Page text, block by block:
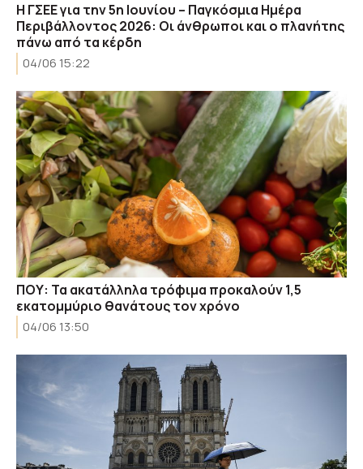
Η ΓΣΕΕ για την 5η Ιουνίου – Παγκόσμια Ημέρα
Περιβάλλοντος 2026: Οι άνθρωποι και ο πλανήτης
πάνω από τα κέρδη
04/06 15:22
ΠΟΥ: Τα ακατάλληλα τρόφιμα προκαλούν 1,5
εκατομμύριο θανάτους τον χρόνο
04/06 13:50